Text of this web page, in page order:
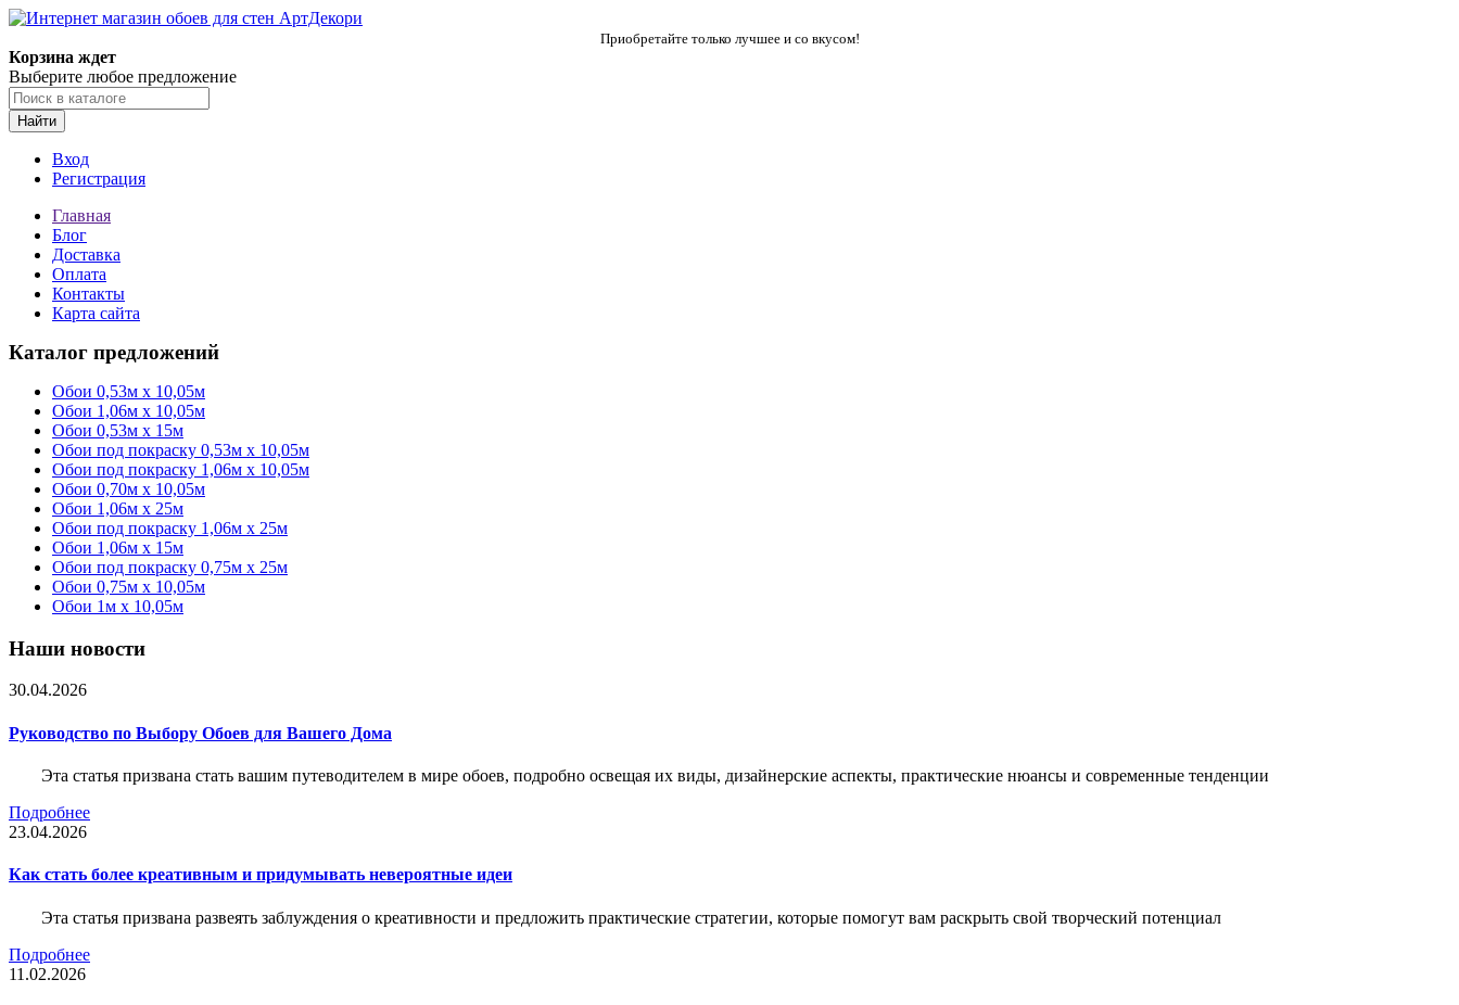
Приобретайте только лучшее и со вкусом!
Корзина ждет
Выберите любое предложение
Найти
Вход
Регистрация
Главная
Блог
Доставка
Оплата
Контакты
Карта сайта
Каталог предложений
Обои 0,53м x 10,05м
Обои 1,06м х 10,05м
Обои 0,53м x 15м
Обои под покраску 0,53м x 10,05м
Обои под покраску 1,06м х 10,05м
Обои 0,70м x 10,05м
Обои 1,06м x 25м
Обои под покраску 1,06м x 25м
Обои 1,06м x 15м
Обои под покраску 0,75м x 25м
Обои 0,75м x 10,05м
Обои 1м х 10,05м
Наши новости
30.04.2026
Руководство по Выбору Обоев для Вашего Дома
Эта статья призвана стать вашим путеводителем в мире обоев, подробно освещая их виды, дизайнерские аспекты, практические нюансы и современные тенденции
Подробнее
23.04.2026
Как стать более креативным и придумывать невероятные идеи
Эта статья призвана развеять заблуждения о креативности и предложить практические стратегии, которые помогут вам раскрыть свой творческий потенциал
Подробнее
11.02.2026